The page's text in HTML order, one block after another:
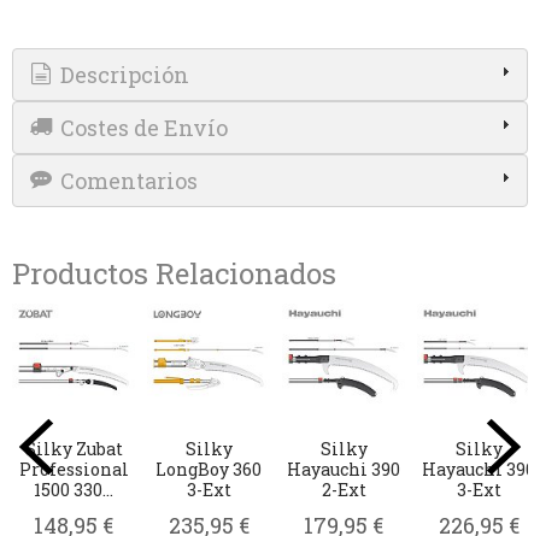
Descripción
Costes de Envío
Comentarios
Productos Relacionados
Silky
Hayauchi 390
4-Ext
267,95 €
Tijera de poda
para Hayauchi
2-Ext
118,95 €
Tijera
Kamikaze
KM-22 Classic
19,95 €
Tijera
KM-1M